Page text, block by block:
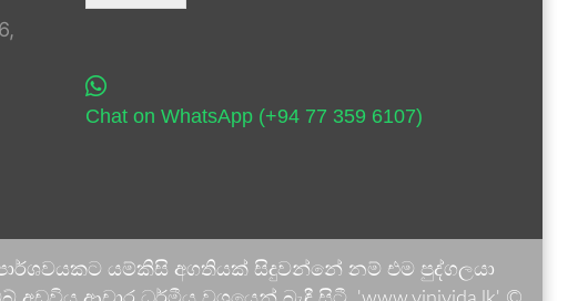
Chat on WhatsApp (+94 77 359 6107)
යම්කිසි අගතියක් සිදුවන්නේ නම් එම පුද්ගලයා